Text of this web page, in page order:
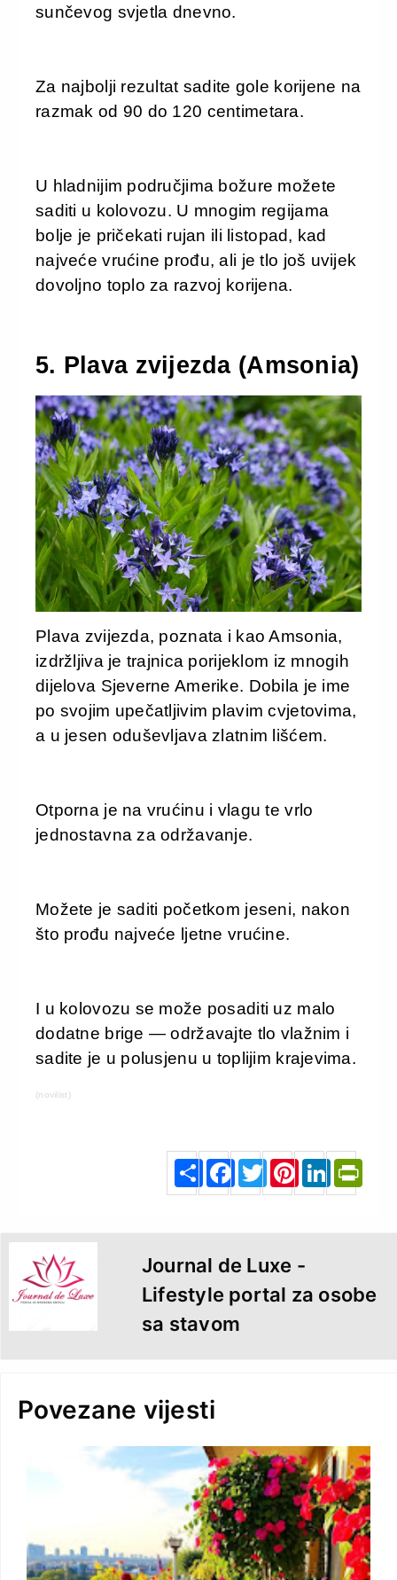
sunčevog svjetla dnevno.
Za najbolji rezultat sadite gole korijene na
razmak od 90 do 120 centimetara.
U hladnijim područjima božure možete
saditi u kolovozu. U mnogim regijama
bolje je pričekati rujan ili listopad, kad
najveće vrućine prođu, ali je tlo još uvijek
dovoljno toplo za razvoj korijena.
5. Plava zvijezda (Amsonia)
Plava zvijezda, poznata i kao Amsonia,
izdržljiva je trajnica porijeklom iz mnogih
dijelova Sjeverne Amerike. Dobila je ime
po svojim upečatljivim plavim cvjetovima,
a u jesen oduševljava zlatnim lišćem.
Otporna je na vrućinu i vlagu te vrlo
jednostavna za održavanje.
Možete je saditi početkom jeseni, nakon
što prođu najveće ljetne vrućine.
I u kolovozu se može posaditi uz malo
dodatne brige — održavajte tlo vlažnim i
sadite je u polusjenu u toplijim krajevima.
(novilist)
S
ha
e
F
a
b
o
o
k
T
w
e
r
P
re
s
t
L
d
I
n
Journal de Luxe -
Lifestyle portal za osobe
sa stavom
Povezane vijesti